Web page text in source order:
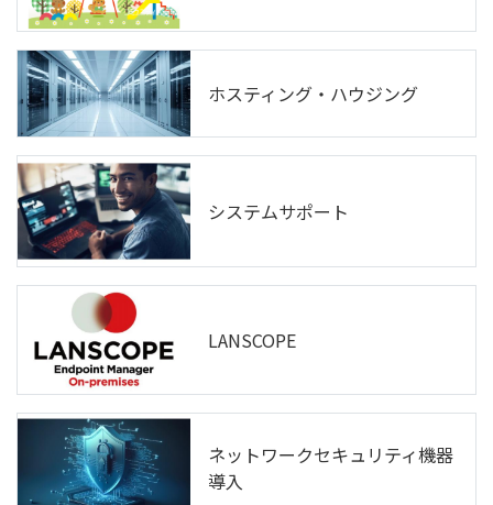
ホスティング・ハウジング
システムサポート
LANSCOPE
ネットワークセキュリティ機器
導入